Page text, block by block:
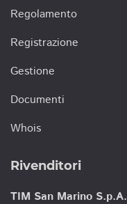
Regolamento
Registrazione
Gestione
Documenti
Whois
Rivenditori
TIM San Marino S.p.A.